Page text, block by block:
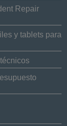
Repair
y tablets para